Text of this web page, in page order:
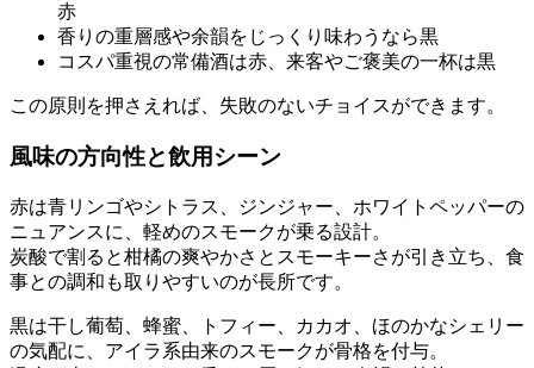
赤
香りの重層感や余韻をじっくり味わうなら黒
コスパ重視の常備酒は赤、来客やご褒美の一杯は黒
この原則を押さえれば、失敗のないチョイスができます。
風味の方向性と飲用シーン
赤は青リンゴやシトラス、ジンジャー、ホワイトペッパーの
ニュアンスに、軽めのスモークが乗る設計。
炭酸で割ると柑橘の爽やかさとスモーキーさが引き立ち、食
事との調和も取りやすいのが長所です。
黒は干し葡萄、蜂蜜、トフィー、カカオ、ほのかなシェリー
の気配に、アイラ系由来のスモークが骨格を付与。